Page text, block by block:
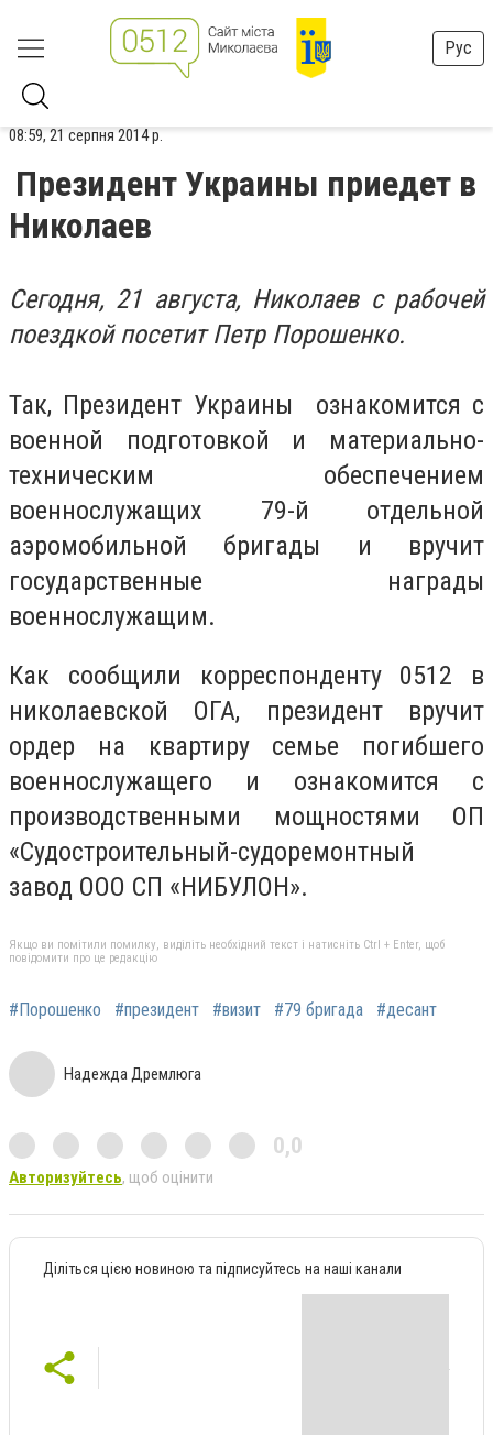
Рус
08:59, 21 серпня 2014 р.
Президент Украины приедет в
Николаев
Сегодня, 21 августа, Николаев с рабочей
поездкой посетит Петр Порошенко.
Так, Президент Украины ознакомится с
военной подготовкой и материально-
техническим обеспечением
военнослужащих 79-й отдельной
аэромобильной бригады и вручит
государственные награды
военнослужащим.
Как сообщили корреспонденту 0512 в
николаевской ОГА, президент вручит
ордер на квартиру семье погибшего
военнослужащего и ознакомится с
производственными мощностями ОП
«Судостроительный-судоремонтный
завод ООО СП «НИБУЛОН».
Якщо ви помітили помилку, виділіть необхідний текст і натисніть Ctrl + Enter, щоб
повідомити про це редакцію
#Порошенко #президент #визит #79 бригада #десант
Надежда Дремлюга
0,0
Авторизуйтесь, щоб оцінити
Діліться цією новиною та підписуйтесь на наші канали